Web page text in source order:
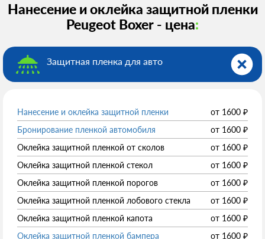
Нанесение и оклейка защитной пленки
Peugeot Boxer - цена:
Защитная пленка для авто
Нанесение и оклейка защитной пленки от 1600 ₽
Бронирование пленкой автомобиля
от 1600 ₽
Оклейка защитной пленкой от сколов
от 1600 ₽
Оклейка защитной пленкой стекол
от 1600 ₽
Оклейка защитной пленкой порогов
от 1600 ₽
Оклейка защитной пленкой лобового стекла
от 1600 ₽
Оклейка защитной пленкой капота
от 1600 ₽
Оклейка защитной пленкой бампера
от 1600 ₽